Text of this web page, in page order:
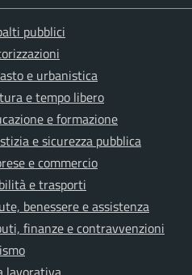
pubblici
e urbanistica
e tempo libero
e formazione
e sicurezza pubblica
e commercio
e trasporti
benessere e assistenza
finanze e contravvenzioni